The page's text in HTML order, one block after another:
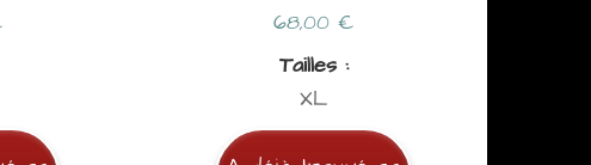
68,00 €
Tailles :
XL